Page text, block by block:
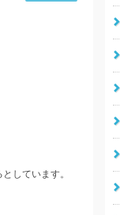
しています。